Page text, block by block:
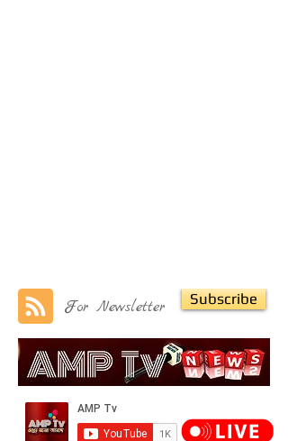
For Newsletter Subscribe